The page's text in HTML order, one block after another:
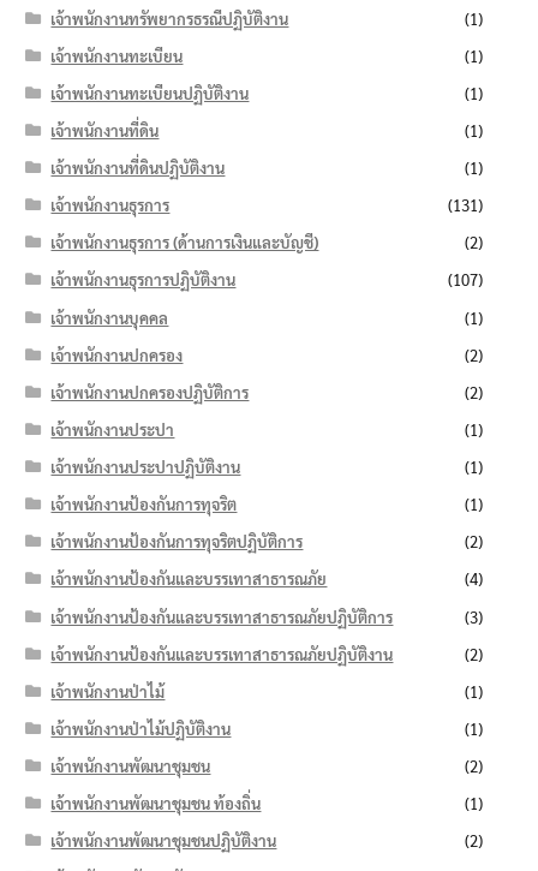
เจ้าพนักงานทรัพยากรธรณีปฏิบัติงาน
(1)
เจ้าพนักงานทะเบียน
(1)
เจ้าพนักงานทะเบียนปฏิบัติงาน
(1)
เจ้าพนักงานที่ดิน
(1)
เจ้าพนักงานที่ดินปฏิบัติงาน
(1)
เจ้าพนักงานธุรการ
(131)
เจ้าพนักงานธุรการ (ด้านการเงินและบัญชี)
(2)
เจ้าพนักงานธุรการปฏิบัติงาน
(107)
เจ้าพนักงานบุคคล
(1)
เจ้าพนักงานปกครอง
(2)
เจ้าพนักงานปกครองปฏิบัติการ
(2)
เจ้าพนักงานประปา
(1)
เจ้าพนักงานประปาปฏิบัติงาน
(1)
เจ้าพนักงานป้องกันการทุจริต
(1)
เจ้าพนักงานป้องกันการทุจริตปฏิบัติการ
(2)
เจ้าพนักงานป้องกันและบรรเทาสาธารณภัย
(4)
เจ้าพนักงานป้องกันและบรรเทาสาธารณภัยปฏิบัติการ
(3)
เจ้าพนักงานป้องกันและบรรเทาสาธารณภัยปฏิบัติงาน
(2)
เจ้าพนักงานป่าไม้
(1)
เจ้าพนักงานป่าไม้ปฏิบัติงาน
(1)
เจ้าพนักงานพัฒนาชุมชน
(2)
เจ้าพนักงานพัฒนาชุมชน ท้องถิ่น
(1)
เจ้าพนักงานพัฒนาชุมชนปฏิบัติงาน
(2)